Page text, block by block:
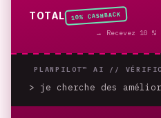
TOTAL 10% CASHBACK
→ Recevez 10
PLANPILOT™ AI //
> je cherche des